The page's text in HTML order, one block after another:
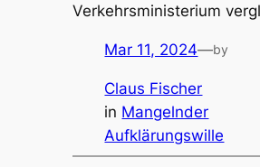
Verkehrsministerium
Mar 11, 2024—by
Claus Fischer
in Mangelnder
Aufklärungswille